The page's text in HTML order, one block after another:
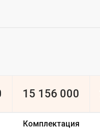
15 156 000
Комплектация